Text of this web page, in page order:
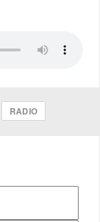
RADIO